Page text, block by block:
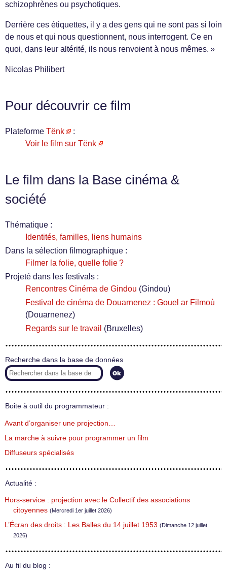
schizophrènes ou psychotiques.
Derrière ces étiquettes, il y a des gens qui ne sont pas si loin
de nous et qui nous questionnent, nous interrogent. Ce en
quoi, dans leur altérité, ils nous renvoient à nous mêmes. »
Nicolas Philibert
Pour découvrir ce film
Plateforme Tënk
:
Voir le film sur Tënk
Le film dans la Base cinéma &
société
Thématique :
Identités, familles, liens humains
Dans la sélection filmographique :
Filmer la folie, quelle folie ?
Projeté dans les festivals :
Rencontres Cinéma de Gindou (Gindou)
Festival de cinéma de Douarnenez : Gouel ar Filmoù
(Douarnenez)
Regards sur le travail (Bruxelles)
Recherche dans la base de données
Boite à outil du programmateur :
Avant d’organiser une projection…
La marche à suivre pour programmer un film
Diffuseurs spécialisés
Actualité :
Hors-service : projection avec le Collectif des associations
citoyennes (Mercredi 1er juillet 2026)
L’Écran des droits : Les Balles du 14 juillet 1953 (Dimanche 12 juillet
2026)
Au fil du blog :